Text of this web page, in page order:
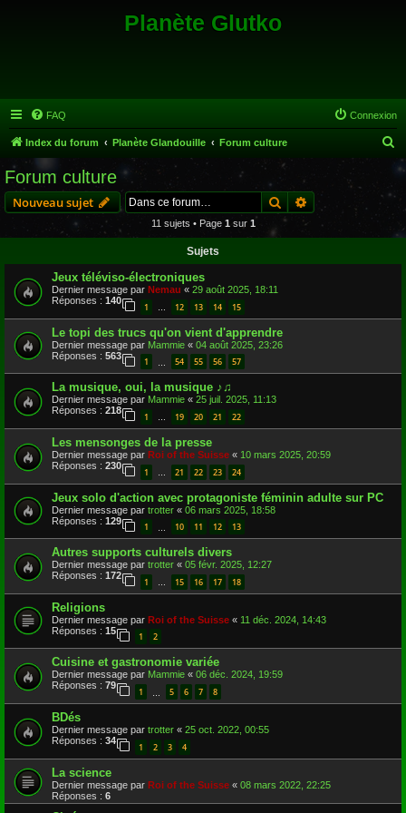
Planète Glutko
FAQ Connexion
Index du forum Planète Glandouille Forum culture
Forum culture
Nouveau sujet RechercherRecherche
11 sujets • Page 1 sur 1
Sujets
Jeux téléviso-électroniques
Dernier message par Nemau « 29 août 2025, 18:11
Réponses : 140
1 … 12 13 14 15
Le topi des trucs qu'on vient d'apprendre
Dernier message par Mammie « 04 août 2025, 23:26
Réponses : 563
1 54 55 56 57
La musique, oui, la musique ♪♫
Dernier message par Mammie « 25 juil. 2025, 11:13
Réponses : 218
1 … 19 20 21 22
Les mensonges de la presse
Dernier message par Roi of the Suisse « 10 mars 2025, 20:59
Réponses : 230
1 … 21 22 23 24
Jeux solo d'action avec protagoniste féminin adulte sur PC
Dernier message par trotter « 06 mars 2025, 18:58
Réponses : 129
1 10 11 12 13
Autres supports culturels divers
Dernier message par trotter « 05 févr. 2025, 12:27
Réponses : 172
1 … 15 16 17 18
Religions
Dernier message par Roi of the Suisse « 11 déc. 2024, 14:43
Réponses : 15
1 2
Cuisine et gastronomie variée
Dernier message par Mammie « 06 déc. 2024, 19:59
Réponses : 79
1 5 6 7 8
BDés
Dernier message par trotter « 25 oct. 2022, 00:55
Réponses : 34
1 2 3 4
La science
Dernier message par Roi of the Suisse « 08 mars 2022, 22:25
Réponses : 6